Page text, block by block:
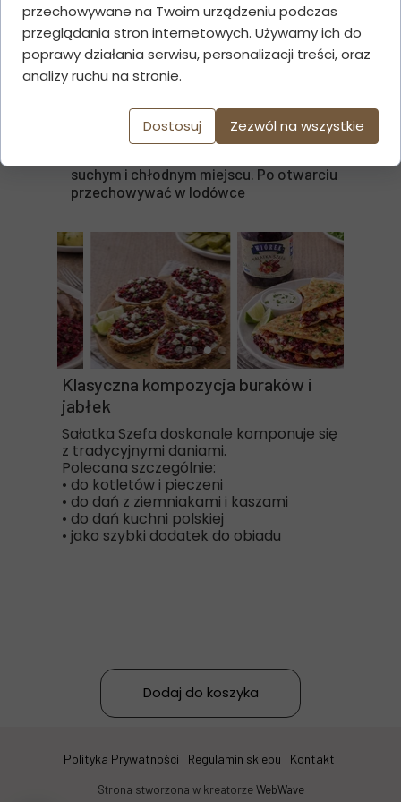
Sałatka Szefa doskonale komponuje się
z tradycyjnymi daniami.
Polecana szczególnie:
• do kotletów i pieczeni
• do dań z ziemniakami i kaszami
• do dań kuchni polskiej
• jako szybki dodatek do obiadu
Klasyczna kompozycja buraków i
jabłek
✔ Składniki:buraki (80%), jabłka (10%),
woda, cukier, ocet spirytusowy, sól
✔ Pojemność:480g
konserwantów
suchym i chłodnym miejscu. Po otwarciu
przechowywać w lodówce
SZCZEGÓŁY PRODUKTU:
Dodaj do koszyka
Polityka Prywatności Regulamin sklepu Kontakt
Strona stworzona w kreatorzeWebWave
przechowywane na Twoim urządzeniu podczas
przeglądania stron internetowych. Używamy ich do
poprawy działania serwisu, personalizacji treści, oraz
analizy ruchu na stronie.
Dostosuj Zezwól na wszystkie